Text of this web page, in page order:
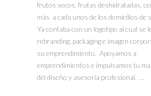
frutos secos, frutas deshidratadas,
más a cada unos de los domicilios de
Ya contaba con un logotipo al cual se
rebranding, packaging e imagen
su emprendimiento. Apoyamos a
emprendimientos e impulsamos tu
del diseño y asesoría profesional. ...